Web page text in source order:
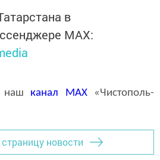
в
MАХ:
наш канал MAX«Чистополь-
новости